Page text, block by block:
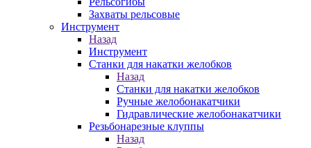
Захваты рельсовые
Инструмент
Назад
Инструмент
Станки для накатки желобков
Назад
Станки для накатки желобков
Ручные желобонакатчики
Гидравлические желобонакатчики
Резьбонарезные клуппы
Назад